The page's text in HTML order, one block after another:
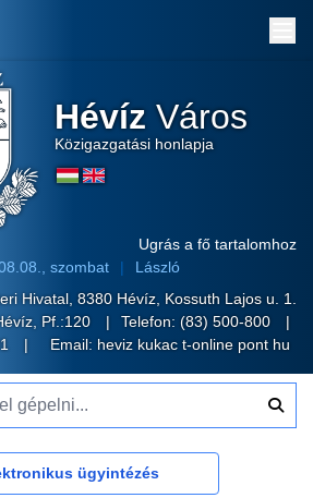
Hévíz Város
Közigazgatási honlapja
Ugrás a fő tartalomhoz
szombat
László
Hivatal, 8380 Hévíz, Kossuth Lajos u. 1.
Pf.:120
Telefon: (83) 500-800
Email: heviz kukac t-online pont hu
ügyintézés